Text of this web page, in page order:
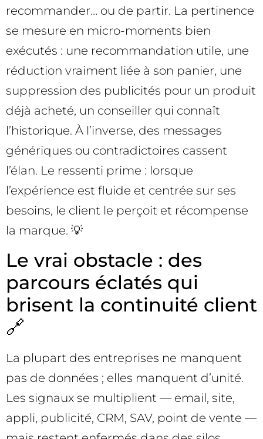
recommander… ou de partir. La pertinence
se mesure en micro-moments bien
exécutés : une recommandation utile, une
réduction vraiment liée à son panier, une
suppression des publicités pour un produit
déjà acheté, un conseiller qui connaît
l’historique. À l’inverse, des messages
génériques ou contradictoires cassent
l’élan. Le ressenti prime : lorsque
l’expérience est fluide et centrée sur ses
besoins, le client le perçoit et récompense
la marque. 💡
Le vrai obstacle : des
parcours éclatés qui
brisent la continuité client
🔗
La plupart des entreprises ne manquent
pas de données ; elles manquent d’unité.
Les signaux se multiplient — email, site,
appli, publicité, CRM, SAV, point de vente —